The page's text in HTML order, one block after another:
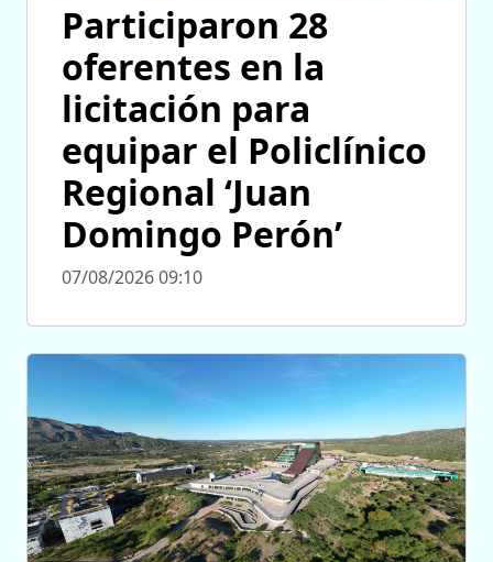
Participaron 28
oferentes en la
licitación para
equipar el Policlínico
Regional ‘Juan
Domingo Perón’
07/08/2026 09:10